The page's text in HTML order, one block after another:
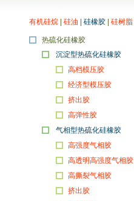
有机硅烷 硅油 硅橡胶 硅树脂
热硫化硅橡胶
沉淀型热硫化硅橡胶
高档模压胶
经济型模压胶
挤出胶
高弹性胶
气相型热硫化硅橡胶
高强度气相胶
高透明高强度气相胶
高撕裂气相胶
挤出胶